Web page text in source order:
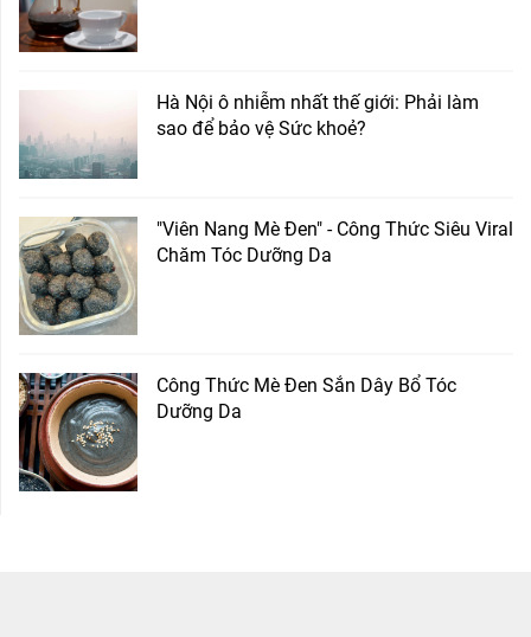
Hà Nội ô nhiễm nhất thế giới: Phải làm
sao để bảo vệ Sức khoẻ?
"Viên Nang Mè Đen" - Công Thức Siêu Viral
Chăm Tóc Dưỡng Da
Công Thức Mè Đen Sắn Dây Bổ Tóc
Dưỡng Da